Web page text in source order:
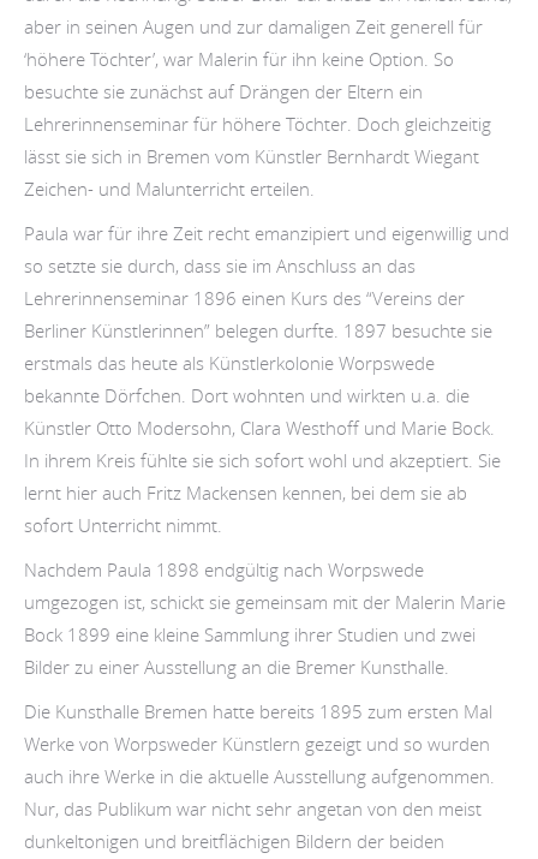
aber in seinen Augen und zur damaligen Zeit generell für
‘höhere Töchter’, war Malerin für ihn keine Option. So
besuchte sie zunächst auf Drängen der Eltern ein
Lehrerinnenseminar für höhere Töchter. Doch gleichzeitig
lässt sie sich in Bremen vom Künstler Bernhardt Wiegant
Zeichen- und Malunterricht erteilen.
Paula war für ihre Zeit recht emanzipiert und eigenwillig und
so setzte sie durch, dass sie im Anschluss an das
Lehrerinnenseminar 1896 einen Kurs des “Vereins der
Berliner Künstlerinnen” belegen durfte. 1897 besuchte sie
erstmals das heute als Künstlerkolonie Worpswede
bekannte Dörfchen. Dort wohnten und wirkten u.a. die
Künstler Otto Modersohn, Clara Westhoff und Marie Bock.
In ihrem Kreis fühlte sie sich sofort wohl und akzeptiert. Sie
lernt hier auch Fritz Mackensen kennen, bei dem sie ab
sofort Unterricht nimmt.
Nachdem Paula 1898 endgültig nach Worpswede
umgezogen ist, schickt sie gemeinsam mit der Malerin Marie
Bock 1899 eine kleine Sammlung ihrer Studien und zwei
Bilder zu einer Ausstellung an die Bremer Kunsthalle.
Die Kunsthalle Bremen hatte bereits 1895 zum ersten Mal
Werke von Worpsweder Künstlern gezeigt und so wurden
auch ihre Werke in die aktuelle Ausstellung aufgenommen.
Nur, das Publikum war nicht sehr angetan von den meist
dunkeltonigen und breitflächigen Bildern der beiden